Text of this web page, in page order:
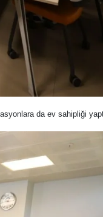
da ev sahipliği